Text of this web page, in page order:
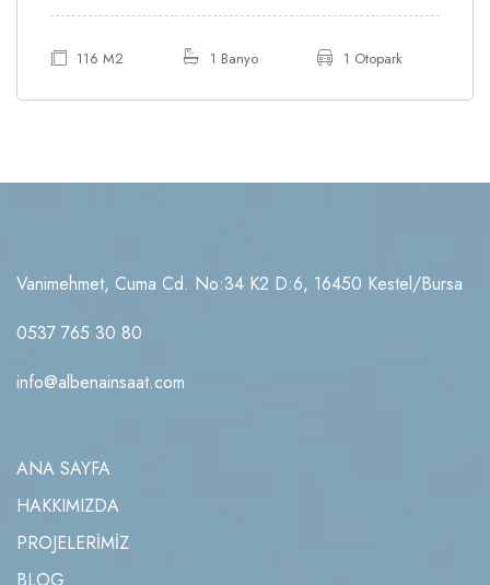
116 M2 1 Banyo 1 Otopark
Vanimehmet, Cuma Cd. No:34 K2 D:6, 16450 Kestel/Bursa
0537 765 30 80
info@albenainsaat.com
ANA SAYFA
HAKKIMIZDA
PROJELERİMİZ